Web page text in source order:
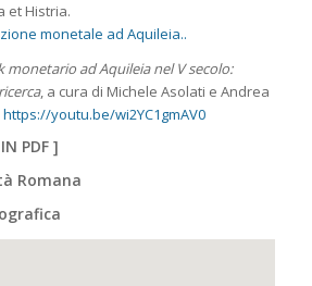
et Histria.
monetale ad Aquileia..
monetario ad Aquileia nel V secolo:
, a cura di Michele Asolati e Andrea
https://youtu.be/wi2YC1gmAV0
PDF]
Romana